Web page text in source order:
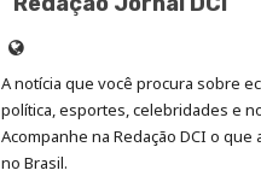
Site
de
Redação
Jornal
DCI
A notícia que você procura sobre
política, esportes, celebridades e
Acompanhe na Redação DCI o que
no Brasil.